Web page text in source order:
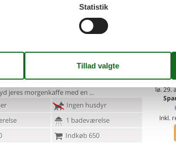
Indkøb 100
jeres morgenkaffe med en
Ingen husdyr
1 badeværelse
Indkøb 650
lø. 29.
Inkl.
Statistik